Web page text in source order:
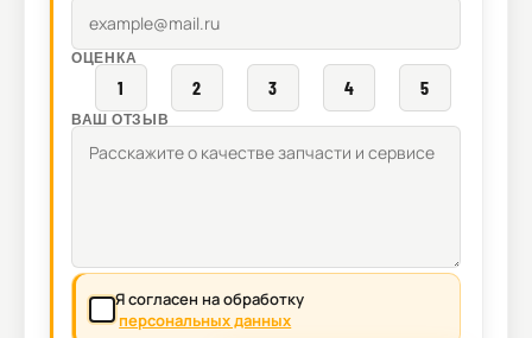
ОЦЕНКА
1 2 3 4 5
ВАШ ОТЗЫВ
Я согласен на обработку
персональных данных